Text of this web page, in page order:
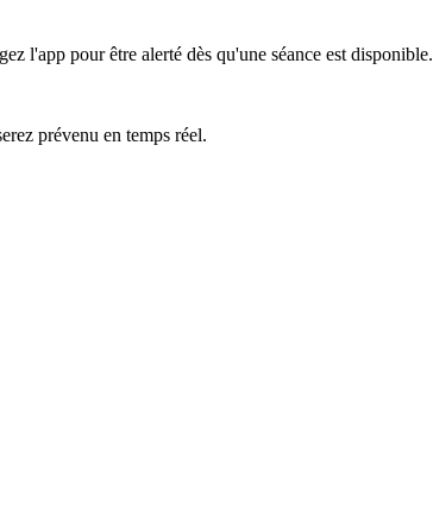
l'app pour être alerté dès qu'une séance est disponible.
prévenu en temps réel.